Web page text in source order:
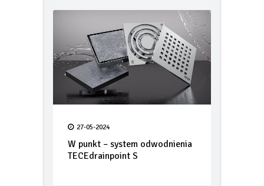
27-05-2024
W punkt – system odwodnienia
TECEdrainpoint S